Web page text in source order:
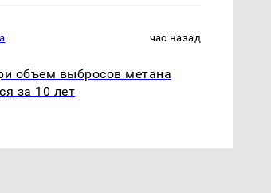
час назад
объем выбросов метана
за 10 лет